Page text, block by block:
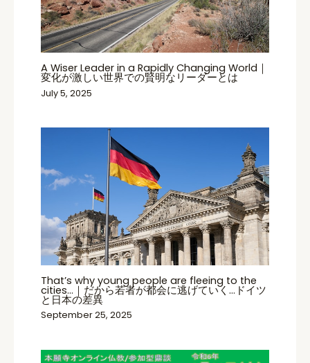
A Wiser Leader in a Rapidly Changing World｜
変化が激しい世界での賢明なリーダーとは
July 5, 2025
That’s why young people are fleeing to the
cities…｜だから若者が都会に逃げていく…ドイツ
と日本の差異
September 25, 2025